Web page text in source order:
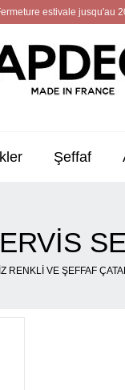
estivale jusqu'au
Şeffaf
RENKLI VE ŞEFFAF